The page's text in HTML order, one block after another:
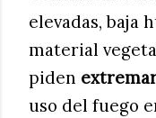
elevadas, baja
material
piden
uso del fuego